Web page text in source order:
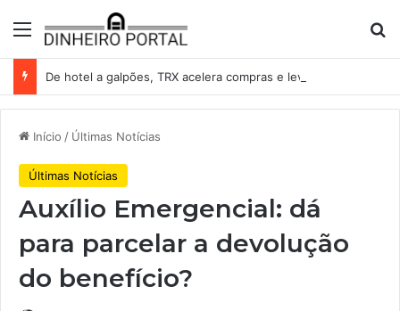
Menu
Início / Últimas Notícias
Últimas Notícias
Auxílio Emergencial: dá
para parcelar a devolução
do benefício?